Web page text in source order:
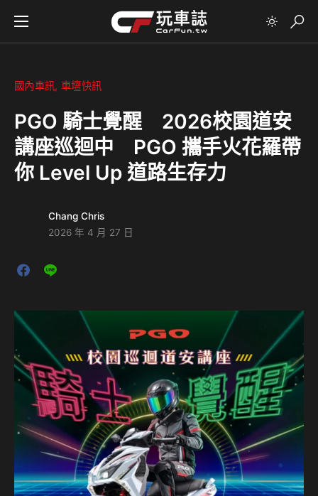
國內車訊 車壇快訊
PGO 騎士覺醒 2026校園道安
講座巡迴中 PGO 攜手火花羅帶
你 Level Up 道路生存力
Chang Chris
2026 年 4 月 27 日